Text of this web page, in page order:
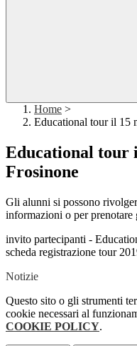
Home >
Educational tour il 15
Educational tour
Frosinone
Gli alunni si possono
informazioni o per
invito partecipanti -
scheda registrazione tour
Notizie
Questo sito o gli strumenti
cookie necessari al
COOKIE POLICY.